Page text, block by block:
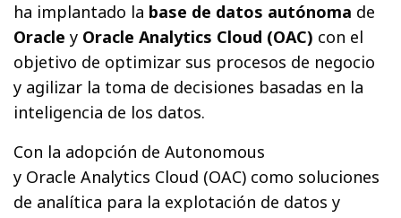
ha implantado la base de datos autónoma de
Oracle y Oracle Analytics Cloud (OAC) con el
objetivo de optimizar sus procesos de negocio
y agilizar la toma de decisiones basadas en la
inteligencia de los datos.
Con la adopción de Autonomous
y Oracle Analytics Cloud (OAC) como soluciones
de analítica para la explotación de datos y